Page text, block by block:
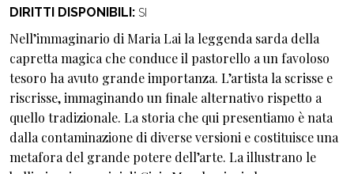
DIRITTI DISPONIBILI SI
Nell’immaginario di Maria Lai la leggenda sarda della
capretta magica che conduce il pastorello a un favoloso
tesoro ha avuto grande importanza. L’artista la scrisse e
riscrisse, immaginando un finale alternativo rispetto a
quello tradizionale. La storia che qui presentiamo è nata
dalla contaminazione di diverse versioni e costituisce una
metafora del grande potere dell’arte. La illustrano le